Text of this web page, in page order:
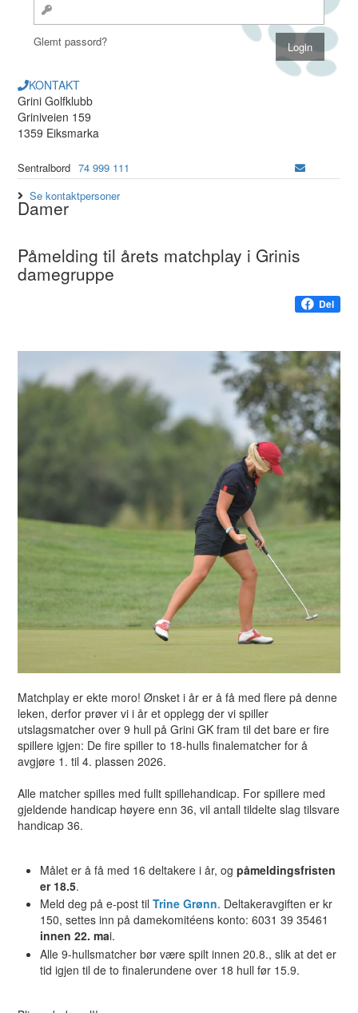
Glemt passord?
KONTAKT
Grini Golfklubb
Griniveien 159
1359 Eiksmarka
Sentralbord 74 999 111
Se kontaktpersoner
Damer
Påmelding til årets matchplay i Grinis
damegruppe
Del
Matchplay er ekte moro! Ønsket i år er å få med flere på denne
leken, derfor prøver vi i år et opplegg der vi spiller
utslagsmatcher over 9 hull på Grini GK fram til det bare er fire
spillere igjen: De fire spiller to 18-hulls finalematcher for å
avgjøre 1. til 4. plassen 2026.
Alle matcher spilles med fullt spillehandicap. For spillere med
gjeldende handicap høyere enn 36, vil antall tildelte slag tilsvare
handicap 36.
Målet er å få med 16 deltakere i år, ogpåmeldingsfristen
er 18.5.
Meld deg på e-post tilTrine Grønn. Deltakeravgiften er kr
150, settes inn på damekomitéens konto: 6031 39 35461
innen 22. mai.
Alle 9-hullsmatcher bør være spilt innen 20.8., slik at det er
tid igjen til de to finalerundene over 18 hull før 15.9.